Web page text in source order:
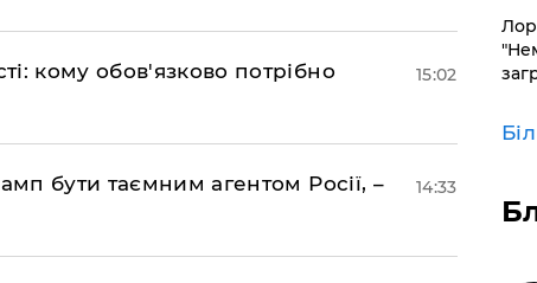
кому обов'язково потрібно
15:02
бути таємним агентом Росії, –
14:33